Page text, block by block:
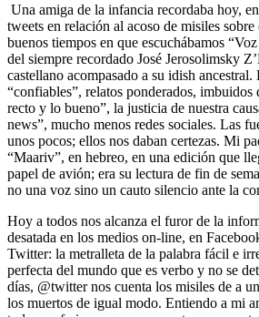
Una amiga de la infancia recordaba hoy,
tweets en relación al acoso de misiles
buenos tiempos en que escuchábamos
del siempre recordado José Jerosolimsky
castellano acompasado a su idish
“confiables”, relatos ponderados, imbuidos
recto y lo bueno”, la justicia de nuestra
news”, mucho menos redes sociales. Las
unos pocos; ellos nos daban certezas. Mi
“Maariv”, en hebreo, en una edición que
papel de avión; era su lectura de fin de
no una voz sino un cauto silencio ante la
Hoy a todos nos alcanza el furor de la
desatada en los medios on-line, en
Twitter: la metralleta de la palabra fácil e
perfecta del mundo que es verbo y no se
días, @twitter nos cuenta los misiles de a
los muertos de igual modo. Entiendo a mi